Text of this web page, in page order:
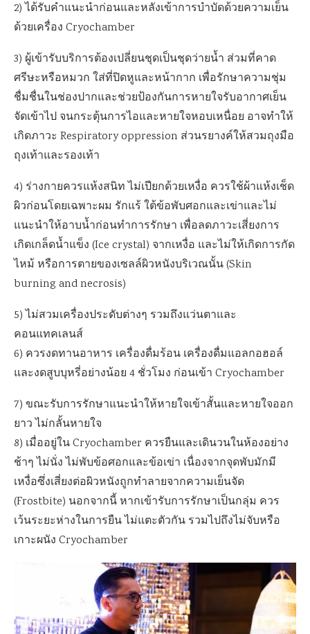
2) ได้รับคำแนะนำก่อนและหลังเข้าการบำบัดด้วยความเย็น
ด้วยเครื่อง Cryochamber
3) ผู้เข้ารับบริการต้องเปลี่ยนชุดเป็นชุดว่ายน้ำ ส่วมที่คาด
ศรีษะหรือหมวก ใส่ที่ปิดหูและหน้ากาก เพื่อรักษาความชุ่ม
ชื่มชื่นในช่องปากและช่วยป้องกันการหายใจรับอากาศเย็น
จัดเข้าไป จนกระตุ้นการไอและหายใจหอบเหนื่อย อาจทำให้
เกิดภาวะ Respiratory oppression ส่วนรยางค์ให้สวมถุงมือ
ถุงเท้าและรองเท้า
4) ร่างกายควรแห้งสนิท ไม่เปียกด้วยเหงื่อ ควรใช้ผ้าแห้งเช็ด
ผิวก่อนโดยเฉพาะผม รักแร้ ใต้ข้อพับศอกและเข่าและไม่
แนะนำให้อาบน้ำก่อนทำการรักษา เพื่อลดภาวะเสี่ยงการ
เกิดเกล็ดน้ำแข็ง (Ice crystal) จากเหงื่อ และไม่ให้เกิดการกัด
ไหม้ หรือการตายของเซลล์ผิวหนังบริเวณนั้น (Skin
burning and necrosis)
5) ไม่สวมเครื่องประดับต่างๆ รวมถึงแว่นตาและ
คอนแทคเลนส์
6) ควรงดทานอาหาร เครื่องดื่มร้อน เครื่องดื่มแอลกอฮอล์
และงดสูบบุหรี่อย่างน้อย 4 ชั่วโมง ก่อนเข้า Cryochamber
7) ขณะรับการรักษาแนะนำให้หายใจเข้าสั้นและหายใจออก
ยาว ไม่กลั้นหายใจ
8) เมื่ออยู่ใน Cryochamber ควรยืนและเดินวนในห้องอย่าง
ช้าๆ ไม่นั่ง ไม่พับข้อศอกและข้อเข่า เนื่องจากจุดพับมักมี
เหงื่อซึ่งเสี่ยงต่อผิวหนังถูกทำลายจากความเย็นจัด
(Frostbite) นอกจากนี้ หากเข้ารับการรักษาเป็นกลุ่ม ควร
เว้นระยะห่างในการยืน ไม่แตะตัวกัน รวมไปถึงไม่จับหรือ
เกาะผนัง Cryochamber